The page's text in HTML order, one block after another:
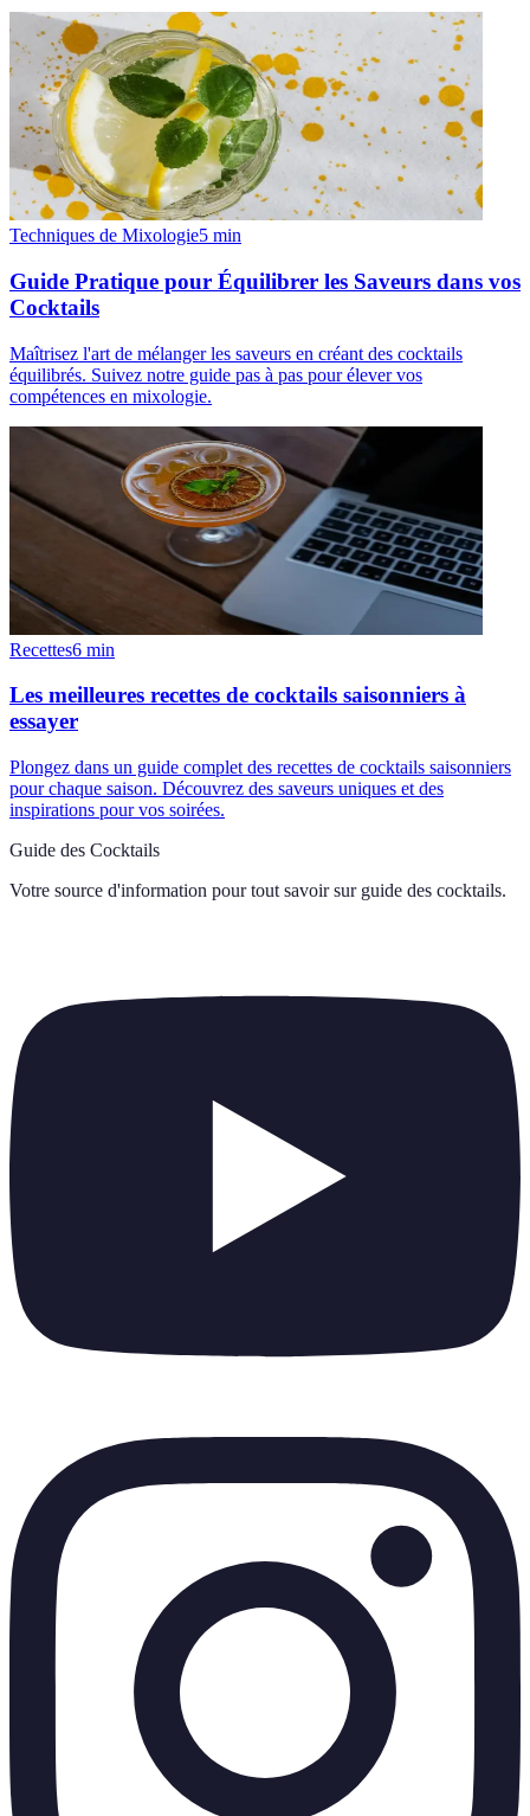
Techniques de Mixologie5 min
Guide Pratique pour Équilibrer les Saveurs dans vos
Cocktails
Maîtrisez l'art de mélanger les saveurs en créant des cocktails
équilibrés. Suivez notre guide pas à pas pour élever vos
compétences en mixologie.
Recettes6 min
Les meilleures recettes de cocktails saisonniers à
essayer
Plongez dans un guide complet des recettes de cocktails saisonniers
pour chaque saison. Découvrez des saveurs uniques et des
inspirations pour vos soirées.
Guide des Cocktails
Votre source d'information pour tout savoir sur guide des cocktails.